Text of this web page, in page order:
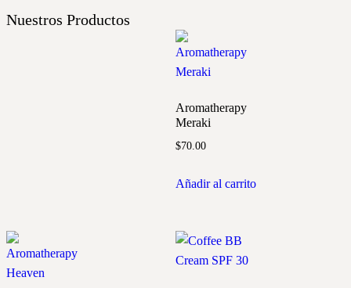
Nuestros Productos
Aromatherapy
Meraki
$70.00
Añadir al carrito